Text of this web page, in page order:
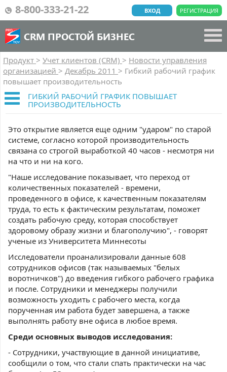
8-800-333-21-22 РЕГИСТРАЦИЯ
ВХОД
CRM ПРОСТОЙ БИЗНЕС
Продукт > Учет клиентов (CRM) > Новости управления
организацией > Декабрь 2011 > Гибкий рабочий график
повышает производительность
ГИБКИЙ РАБОЧИЙ ГРАФИК ПОВЫШАЕТ
ПРОИЗВОДИТЕЛЬНОСТЬ
Это открытие является еще одним "ударом" по старой
системе, согласно которой производительность
связана со строгой выработкой 40 часов - несмотря ни
на что и ни на кого.
"Наше исследование показывает, что переход от
количественных показателей - времени,
проведенного в офисе, к качественным показателям
труда, то есть к фактическим результатам, поможет
создать рабочую среду, которая способствует
здоровому образу жизни и благополучию", - говорят
ученые из Университета Миннесоты
Исследователи проанализировали данные 608
сотрудников офисов (так называемых "белых
воротничков") до введения гибкого рабочего графика
и после. Сотрудники и менеджеры получили
возможность уходить с рабочего места, когда
порученная им работа будет завершена, а также
выполнять работу вне офиса в любое время.
Среди основных выводов исследования:
- Сотрудники, участвующие в данной инициативе,
сообщили о том, что стали спать практически на час